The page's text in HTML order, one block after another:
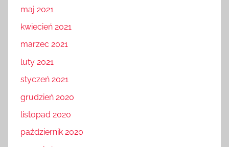
maj 2021
kwiecień 2021
marzec 2021
luty 2021
styczeń 2021
grudzień 2020
listopad 2020
październik 2020